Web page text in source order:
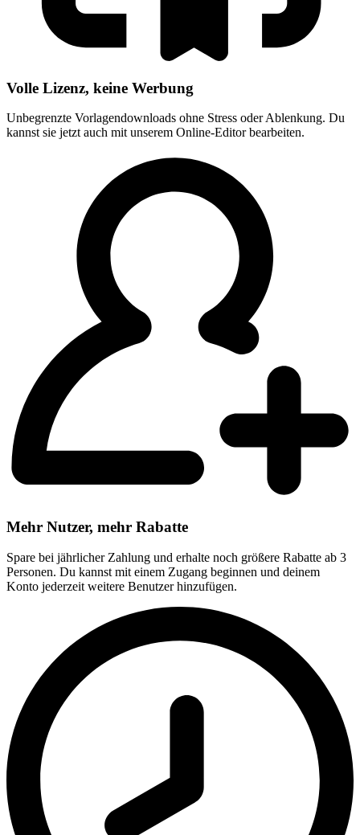
Volle Lizenz, keine Werbung
Unbegrenzte Vorlagendownloads ohne Stress oder Ablenkung. Du
kannst sie jetzt auch mit unserem Online-Editor bearbeiten.
Mehr Nutzer, mehr Rabatte
Spare bei jährlicher Zahlung und erhalte noch größere Rabatte ab 3
Personen. Du kannst mit einem Zugang beginnen und deinem
Konto jederzeit weitere Benutzer hinzufügen.